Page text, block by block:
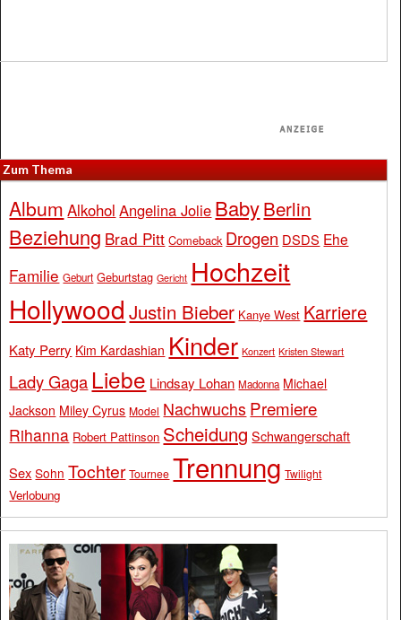
Zum Thema
Album Alkohol Angelina Jolie BabyBerlin
Beziehung Brad Pitt Comeback Drogen DSDS Ehe
Familie Geburt Geburtstag Gericht Hochzeit
Hollywood Justin Bieber Kanye West Karriere
Katy Perry Kim Kardashian Kinder Konzert Kristen Stewart
Lady Gaga Liebe Lindsay Lohan Madonna Michael
Jackson Miley Cyrus Model Nachwuchs Premiere
Rihanna Robert Pattinson Scheidung Schwangerschaft
Sex Sohn Tochter Tournee Trennung Twilight
Verlobung